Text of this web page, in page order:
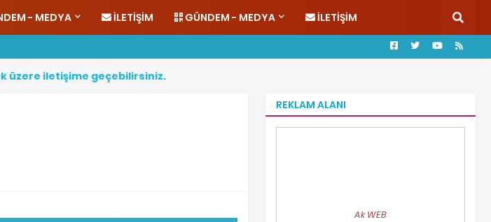
- MEDYA İLETIŞIM GÜNDEM - MEDYA İLETIŞIM
k üzere iletişime geçebilirsiniz.
REKLAM ALANI
Ak WEB